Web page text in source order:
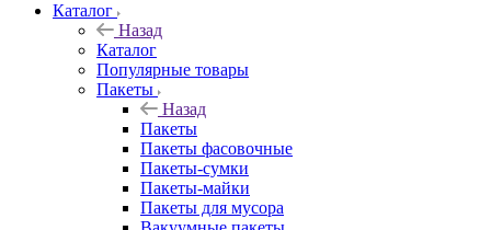
Каталог
Назад
Каталог
Популярные товары
Пакеты
Назад
Пакеты
Пакеты фасовочные
Пакеты-сумки
Пакеты-майки
Пакеты для мусора